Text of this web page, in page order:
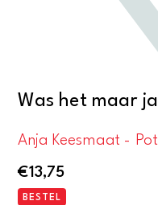
Was het maar
Anja Keesmaat -
€13,75
BESTEL